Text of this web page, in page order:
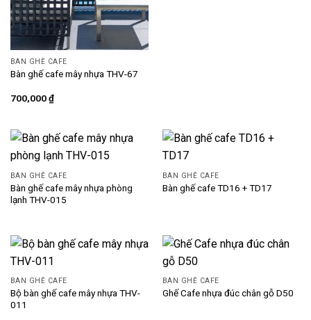
BÀN GHẾ CAFE
Bàn ghế cafe mây nhựa THV-67
700,000₫
BÀN GHẾ CAFE
Bàn ghế cafe mây nhựa phòng
lạnh THV-015
BÀN GHẾ CAFE
Bàn ghế cafe TD16 + TD17
BÀN GHẾ CAFE
Bộ bàn ghế cafe mây nhựa THV-
011
BÀN GHẾ CAFE
Ghế Cafe nhựa đúc chân gỗ D50